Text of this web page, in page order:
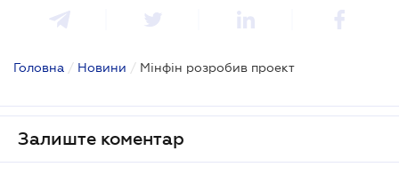
Головна / Новини / Мінфін розробив проект
Залиште коментар